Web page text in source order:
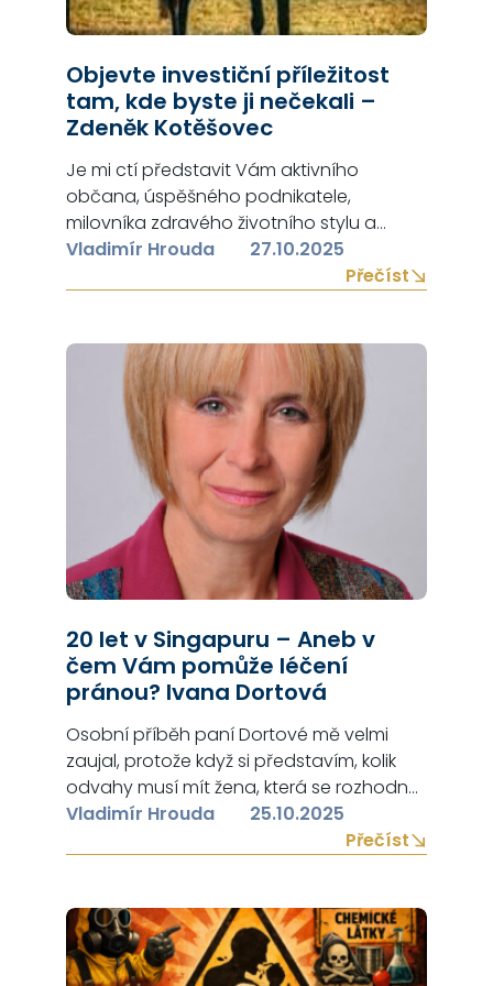
Objevte investiční příležitost
tam, kde byste ji nečekali –
Zdeněk Kotěšovec
Je mi ctí představit Vám aktivního
občana, úspěšného podnikatele,
milovníka zdravého životního stylu a
člověka, který má velkou touhu zlepšovat
svět, ve kterém žijeme. Zdeněk Kotěšovec
realitní makléř. Za tuto dobu stihl
zrealizovat již 10 úspěšných projektů a pro
své další…
Vladimír Hrouda
27.10.2025
Přečíst
20 let v Singapuru – Aneb v
čem Vám pomůže léčení
pránou? Ivana Dortová
Osobní příběh paní Dortové mě velmi
zaujal, protože když si představím, kolik
odvahy musí mít žena, která se rozhodne
se dvěma dětmi a bez znalosti angličtiny
odcestovat do Singapuru – to je velmi
(Center for Inner Studies, Singapore)
absolvovala nejen semináře Pranic
Healing®…
Vladimír Hrouda
25.10.2025
Přečíst